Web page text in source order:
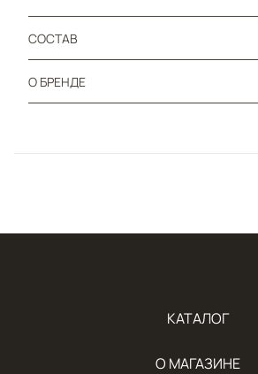
СОСТАВ
О БРЕНДЕ
КАТАЛОГ
О МАГАЗИНЕ